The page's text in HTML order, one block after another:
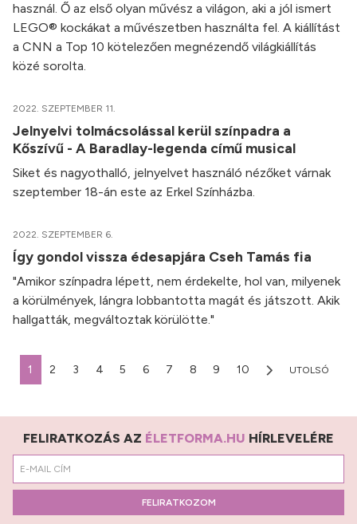
használ. Ő az első olyan művész a világon, aki a jól ismert
LEGO® kockákat a művészetben használta fel. A kiállítást
a CNN a Top 10 kötelezően megnézendő világkiállítás
közé sorolta.
2022. SZEPTEMBER 11.
Jelnyelvi tolmácsolással kerül színpadra a
Kőszívű - A Baradlay-legenda című musical
Siket és nagyothalló, jelnyelvet használó nézőket várnak
szeptember 18-án este az Erkel Színházba.
2022. SZEPTEMBER 6.
Így gondol vissza édesapjára Cseh Tamás fia
"Amikor színpadra lépett, nem érdekelte, hol van, milyenek
a körülmények, lángra lobbantotta magát és játszott. Akik
hallgatták, megváltoztak körülötte."
1 2 3 4 5 6 7 8 9 10 UTOLSÓ
FELIRATKOZÁS AZ ÉLETFORMA.HU HÍRLEVELÉRE
FELIRATKOZOM